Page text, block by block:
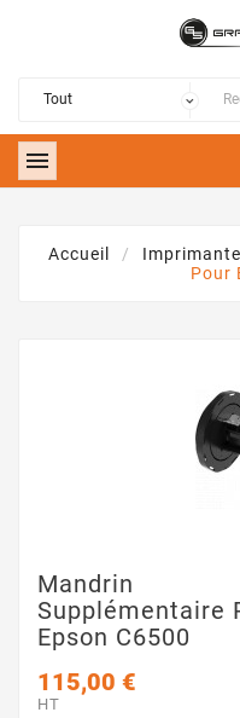

Accueil
Pour
Mandrin
Supplémentaire
Epson C6500
115,00 €
HT